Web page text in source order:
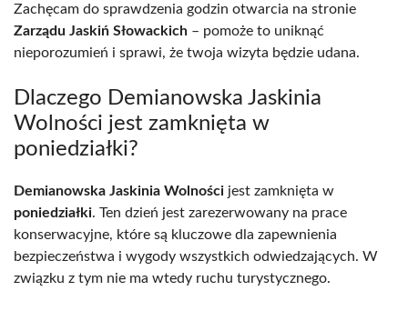
Zachęcam do sprawdzenia godzin otwarcia na stronie
Zarządu Jaskiń Słowackich – pomoże to uniknąć
nieporozumień i sprawi, że twoja wizyta będzie udana.
Dlaczego Demianowska Jaskinia
Wolności jest zamknięta w
poniedziałki?
Demianowska Jaskinia Wolności jest zamknięta w
poniedziałki. Ten dzień jest zarezerwowany na prace
konserwacyjne, które są kluczowe dla zapewnienia
bezpieczeństwa i wygody wszystkich odwiedzających. W
związku z tym nie ma wtedy ruchu turystycznego.